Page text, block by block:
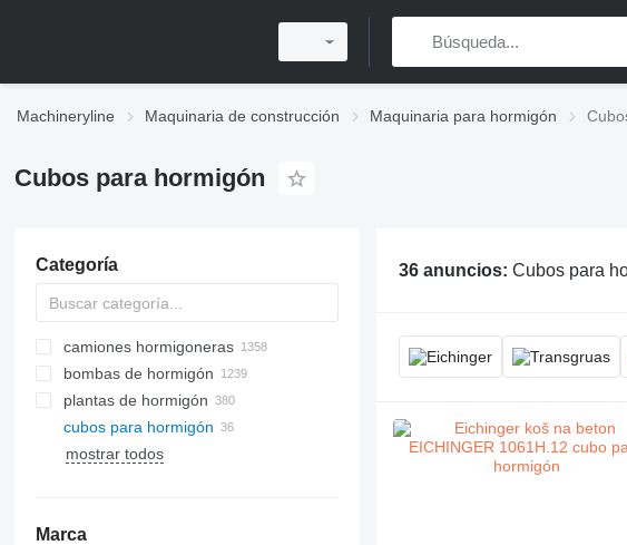
Machineryline Maquinaria de construcción Maquinaria para hormigón
Cubos para hormigón
Categoría
camiones hormigoneras
bombas de hormigón
plantas de hormigón
plantas de hormigón móviles
plantas de hormigón estacionarias
cubos para hormigón
mostrar todos
Marca
36 anuncios: Cubos para